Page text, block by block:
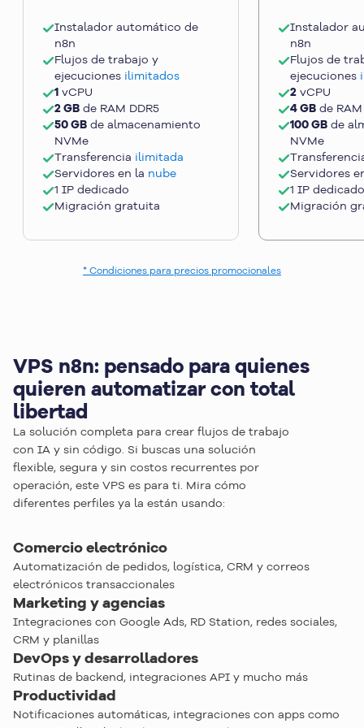
Instalador automático de
n8n
Flujos de trabajo y
ejecuciones ilimitados
1 vCPU
2 GB de RAM DDR5
50 GB de almacenamiento
NVMe
Transferencia ilimitada
Servidores en la nube
1 IP dedicado
Migración gratuita
Instalador
n8n
Flujos de
ejecuciones
2 vCPU
4 GB de
100 GB de
NVMe
Servidores
1 IP dedicado
Migración
* Condiciones para precios promocionales
VPS n8n: pensado para quienes
quieren automatizar con total
libertad
La solución completa para crear flujos de trabajo
con IA y sin código. Si buscas una solución
flexible, segura y sin costos recurrentes por
operación, este VPS es para ti. Mira cómo
diferentes perfiles ya la están usando:
Comercio electrónico
Automatización de pedidos, logística, CRM y correos
electrónicos transaccionales
Marketing y agencias
Integraciones con Google Ads, RD Station, redes sociales,
CRM y planillas
DevOps y desarrolladores
Rutinas de backend, integraciones API y mucho más
Productividad
Notificaciones automáticas, integraciones con apps como